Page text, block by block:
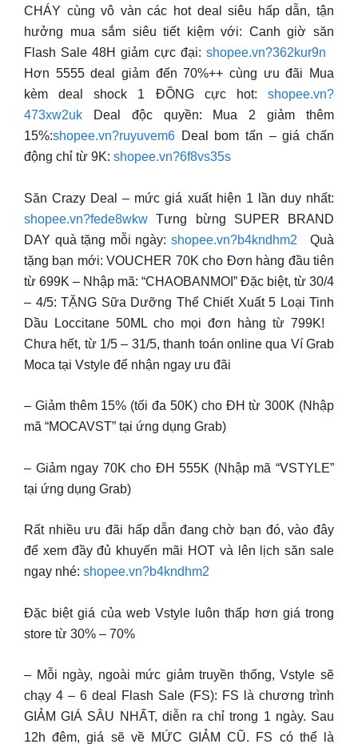
CHÁY cùng vô vàn các hot deal siêu hấp dẫn, tận
hưởng mua sắm siêu tiết kiệm với: Canh giờ săn
Flash Sale 48H giảm cực đại: shopee.vn?362kur9n
Hơn 5555 deal giảm đến 70%++ cùng ưu đãi Mua
kèm deal shock 1 ĐỒNG cực hot: shopee.vn?
473xw2uk Deal độc quyền: Mua 2 giảm thêm
15%:shopee.vn?ruyuvem6 Deal bom tấn – giá chấn
động chỉ từ 9K: shopee.vn?6f8vs35s
Săn Crazy Deal – mức giá xuất hiện 1 lần duy nhất:
shopee.vn?fede8wkw Tưng bừng SUPER BRAND
DAY quà tặng mỗi ngày: shopee.vn?b4kndhm2 Quà
tặng bạn mới: VOUCHER 70K cho Đơn hàng đầu tiên
từ 699K – Nhập mã: “CHAOBANMOI” Đặc biệt, từ 30/4
– 4/5: TẶNG Sữa Dưỡng Thể Chiết Xuất 5 Loại Tinh
Dầu Loccitane 50ML cho mọi đơn hàng từ 799K!
Chưa hết, từ 1/5 – 31/5, thanh toán online qua Ví Grab
Moca tại Vstyle để nhận ngay ưu đãi
– Giảm thêm 15% (tối đa 50K) cho ĐH từ 300K (Nhập
mã “MOCAVST” tại ứng dụng Grab)
– Giảm ngay 70K cho ĐH 555K (Nhập mã “VSTYLE”
tại ứng dụng Grab)
Rất nhiều ưu đãi hấp dẫn đang chờ bạn đó, vào đây
để xem đầy đủ khuyến mãi HOT và lên lịch săn sale
ngay nhé: shopee.vn?b4kndhm2
Đặc biệt giá của web Vstyle luôn thấp hơn giá trong
store từ 30% – 70%
– Mỗi ngày, ngoài mức giảm truyền thống, Vstyle sẽ
chạy 4 – 6 deal Flash Sale (FS): FS là chương trình
GIẢM GIÁ SÂU NHẤT, diễn ra chỉ trong 1 ngày. Sau
12h đêm, giá sẽ về MỨC GIẢM CŨ. FS có thể là